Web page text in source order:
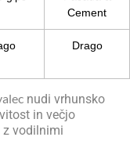
Cement
Drago
nudi vrhunsko
in večjo
z vodilnimi